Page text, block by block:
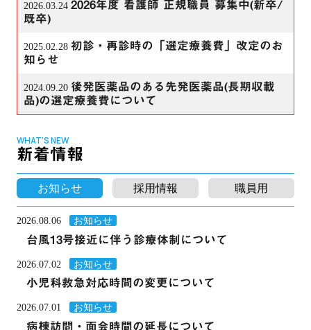
2026.03.242026年度 看護師 正規職員 募集中(新卒/
既卒)
2025.02.28初診・再診時の「選定療養費」改定のお
知らせ
2024.09.20 後発医薬品のある先発医薬品(長期収載
品)の選定療養費について
WHAT'S NEW
新着情報
お知らせ 採用情報 職員用
2026.08.06 お知らせ
台風13号接近に伴う診療体制について
2026.07.02 お知らせ
小児科救急対応時間の変更について
2026.07.01 お知らせ
病棟訪問・面会時間の延長について